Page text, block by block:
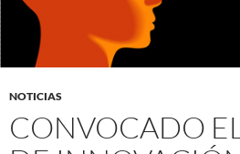
NOTICIAS
CONVOCADO